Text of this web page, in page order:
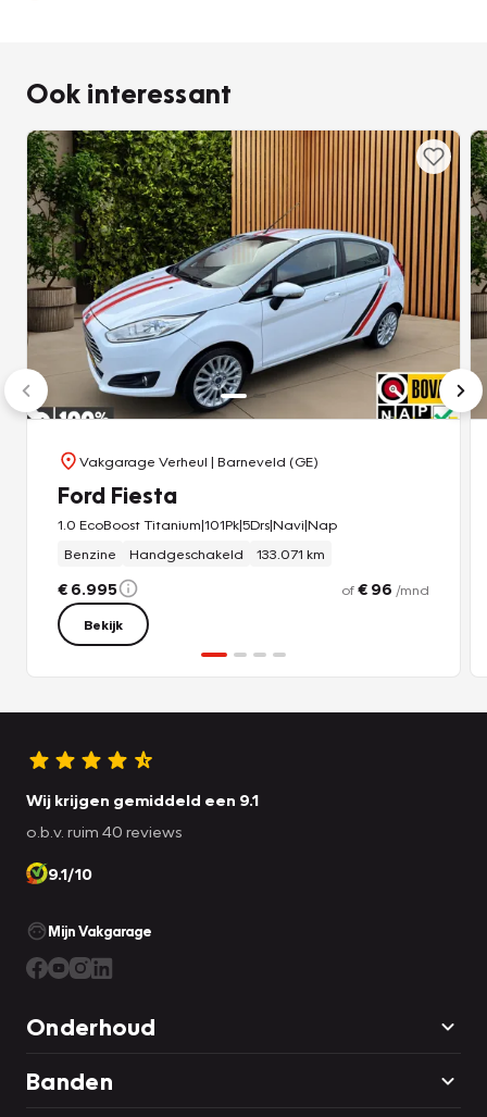
Ook interessant
Vakgarage Verheul | Barneveld (GE)
Ford Fiesta
1.0 EcoBoost Titanium|101Pk|5Drs|Navi|Nap
Benzine
Handgeschakeld 133.071 km
€ 6.995 of€ 96 /mnd
Bekijk
Wij krijgen gemiddeld een 9.1
o.b.v. ruim 40 reviews
9.1/10
Mijn Vakgarage
Onderhoud
Banden